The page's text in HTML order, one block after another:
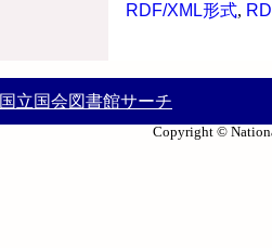
RDF/XML形式,
国立国会図書館サーチ
Copyright ©